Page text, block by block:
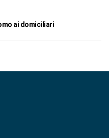
ai domiciliari